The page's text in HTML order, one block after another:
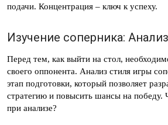
подачи. Концентрация – ключ к успеху.
Изучение соперника:
Перед тем, как выйти на стол,
своего оппонента. Анализ стиля игры
этап подготовки, который позволяет
стратегию и повысить шансы на победу.
при анализе?